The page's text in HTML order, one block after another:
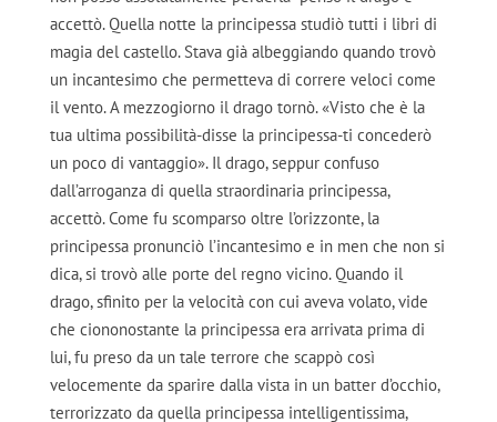
accettò. Quella notte la principessa studiò tutti i libri di
magia del castello. Stava già albeggiando quando trovò
un incantesimo che permetteva di correre veloci come
il vento. A mezzogiorno il drago tornò. «Visto che è la
tua ultima possibilità-disse la principessa-ti concederò
un poco di vantaggio». Il drago, seppur confuso
dall’arroganza di quella straordinaria principessa,
accettò. Come fu scomparso oltre l’orizzonte, la
principessa pronunciò l’incantesimo e in men che non si
dica, si trovò alle porte del regno vicino. Quando il
drago, sfinito per la velocità con cui aveva volato, vide
che ciononostante la principessa era arrivata prima di
lui, fu preso da un tale terrore che scappò così
velocemente da sparire dalla vista in un batter d’occhio,
terrorizzato da quella principessa intelligentissima,